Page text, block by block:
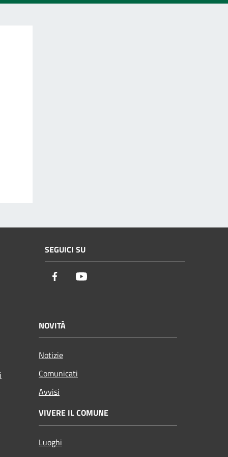
SEGUICI SU
Facebook
NOVITÀ
Notizie
Comunicati
Avvisi
VIVERE IL COMUNE
Luoghi